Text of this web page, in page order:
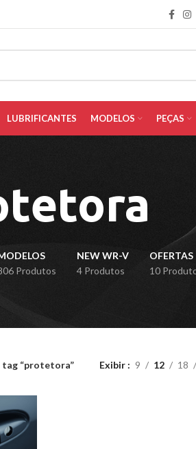
LUBRIFICANTES MODELOS PEÇAS
Produtos
NEW WR-V
4 Produtos
OFERTAS
10
tag “protetora” Exibir 9 12 18